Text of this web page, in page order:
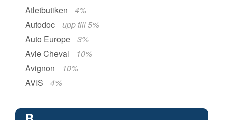
Atletbutiken
4%
Autodoc
upp till 5%
Auto Europe
3%
Avie Cheval
10%
Avignon
10%
AVIS
4%